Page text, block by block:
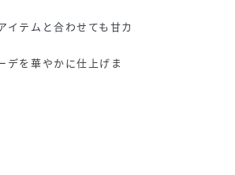
イテムと合わせても甘カ
デを華やかに仕上げま